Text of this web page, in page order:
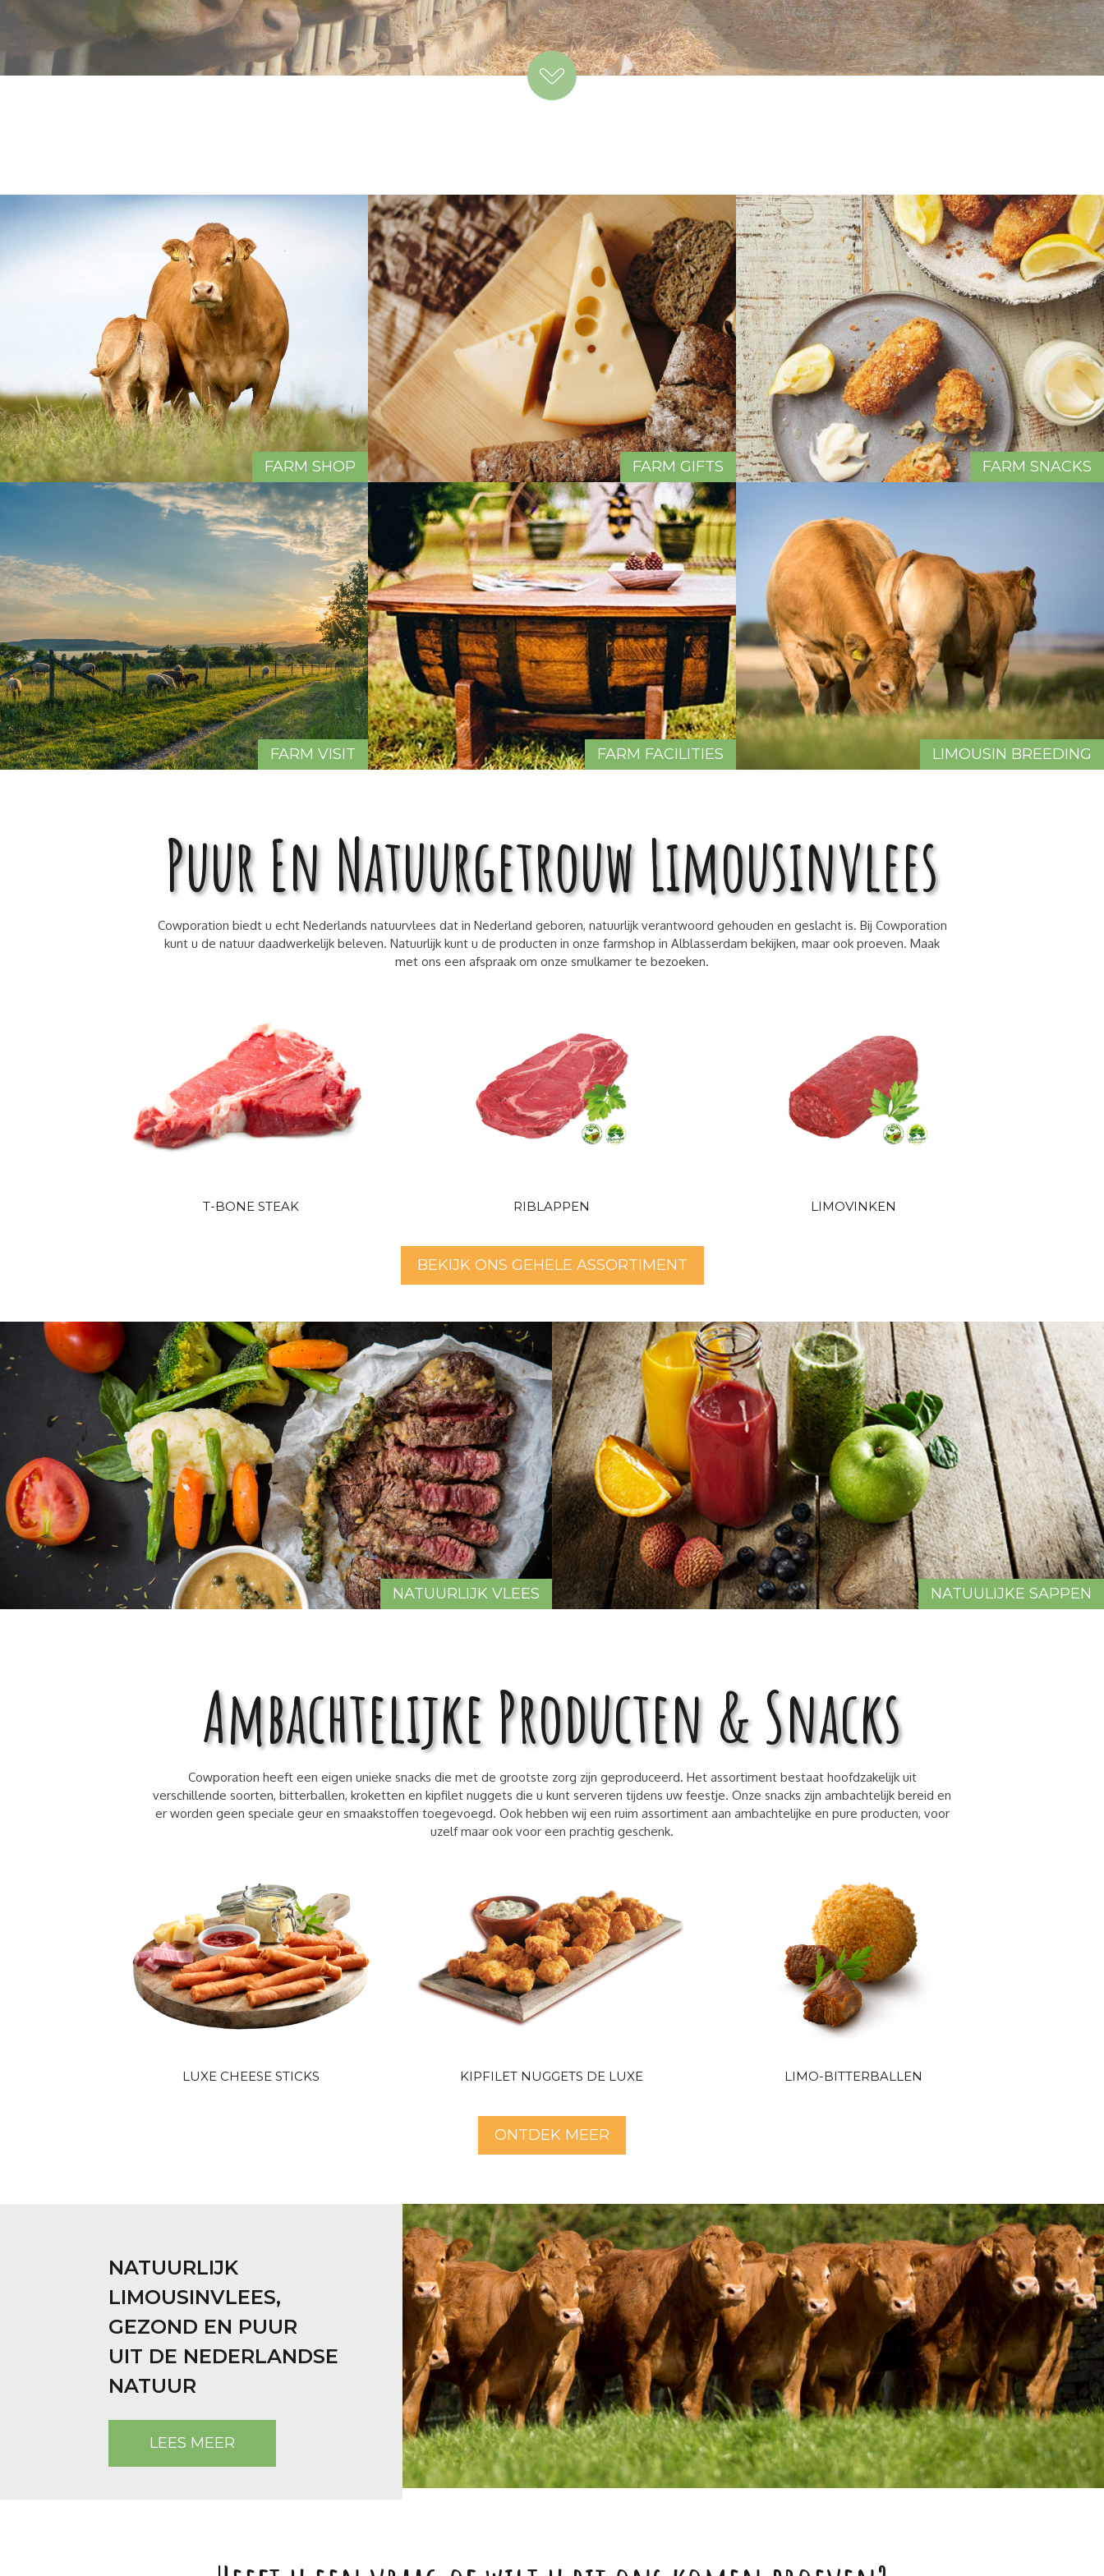
FARM SHOP FARM GIFTS FARM SNACKS
FARM VISIT FARM FACILITIES LIMOUSIN BREEDING
Puur En Natuurgetrouw Limousinvlees
Cowporation biedt u echt Nederlands natuurvlees dat in Nederland geboren, natuurlijk verantwoord gehouden en geslacht is. Bij Cowporation
kunt u de natuur daadwerkelijk beleven. Natuurlijk kunt u de producten in onze farmshop in Alblasserdam bekijken, maar ook proeven. Maak
met ons een afspraak om onze smulkamer te bezoeken.
T-BONE STEAK RIBLAPPEN LIMOVINKEN
BEKIJK ONS GEHELE ASSORTIMENT
NATUURLIJK VLEES NATUULIJKE SAPPEN
Ambachtelijke Producten & Snacks
Cowporation heeft een eigen unieke snacks die met de grootste zorg zijn geproduceerd. Het assortiment bestaat hoofdzakelijk uit
verschillende soorten, bitterballen, kroketten en kipfilet nuggets die u kunt serveren tijdens uw feestje. Onze snacks zijn ambachtelijk bereid en
er worden geen speciale geur en smaakstoffen toegevoegd. Ook hebben wij een ruim assortiment aan ambachtelijke en pure producten, voor
uzelf maar ook voor een prachtig geschenk.
LUXE CHEESE STICKS KIPFILET NUGGETS DE LUXE LIMO-BITTERBALLEN
ONTDEK MEER
NATUURLIJK
LIMOUSINVLEES,
GEZOND EN PUUR
UIT DE NEDERLANDSE
NATUUR
LEES MEER